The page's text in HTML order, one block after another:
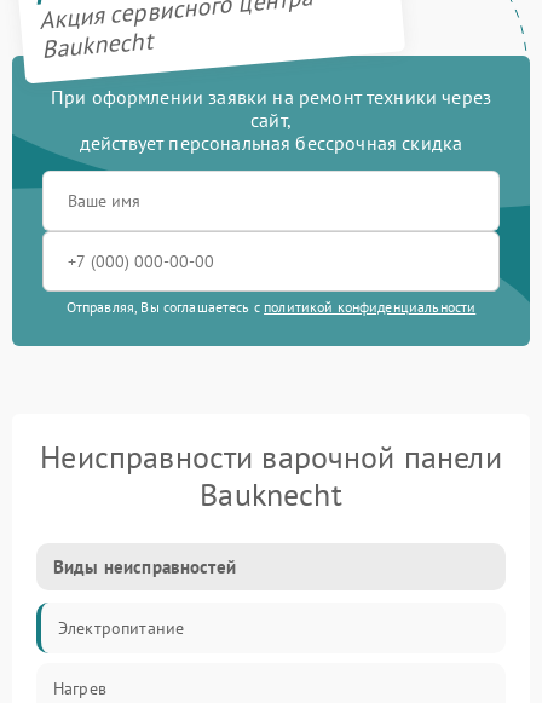
Bauknecht
При оформлении заявки на ремонт техники через
сайт,
действует персональная бессрочная скидка
Отправляя, Вы соглашаетесь с политикой конфиденциальности
Неисправности варочной панели
Bauknecht
Виды неисправностей
Электропитание
Нагрев